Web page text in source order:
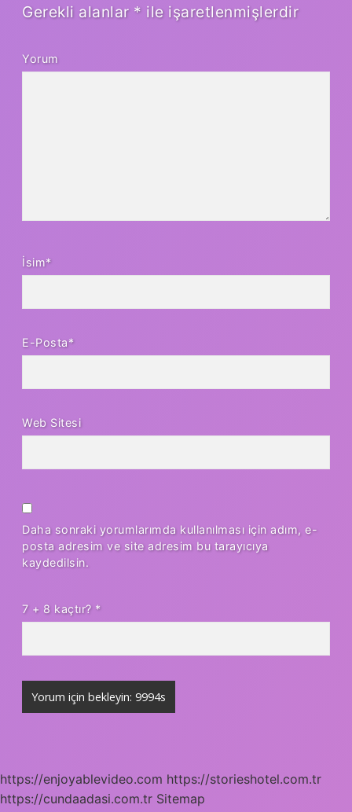
Gerekli alanlar * ile işaretlenmişlerdir
Yorum
İsim*
E-Posta*
Web Sitesi
Daha sonraki yorumlarımda kullanılması için adım, e-
posta adresim ve site adresim bu tarayıcıya
kaydedilsin.
7 + 8 kaçtır? *
https://enjoyablevideo.com https://storieshotel.com.tr
https://cundaadasi.com.tr Sitemap